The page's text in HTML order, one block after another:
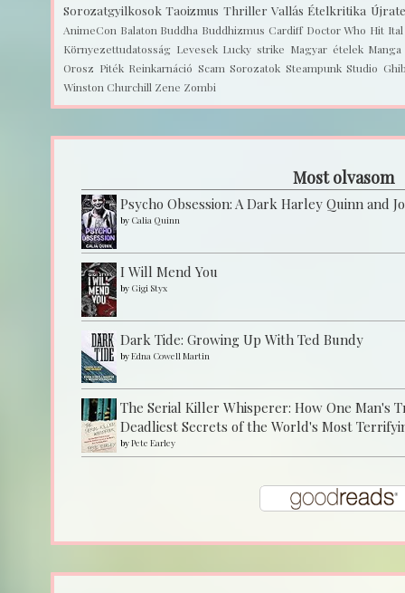
Sorozatgyilkosok Taoizmus Thriller Vallás Ételkritika
AnimeCon Balaton Buddha Buddhizmus Cardiff Doctor Who Hit
Környezettudatosság Levesek Lucky strike Magyar ételek Manga
Orosz Piték Reinkarnáció Scam Sorozatok Steampunk Studio
Winston Churchill Zene Zombi
Most olvasom
Psycho Obsession: A Dark Harley Quinn and
by Calia Quinn
I Will Mend You
by Gigi Styx
Dark Tide: Growing Up With Ted Bundy
byEdna Cowell Martin
The Serial Killer Whisperer: How One Man's
Deadliest Secrets of the World's Most
byPete Earley